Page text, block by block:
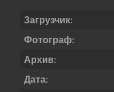
Загрузчик:
Фотограф:
Архив:
Дата: